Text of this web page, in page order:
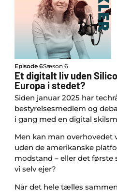
Episode 6Sæson 6
Et digitalt liv uden
Europa i stedet?
Siden januar 2025 har
bestyrelsesmedlem og
i gang med en digital
Men kan man
uden de amerikanske
modstand – eller det
vi selv ejer?
Når det hele tælles